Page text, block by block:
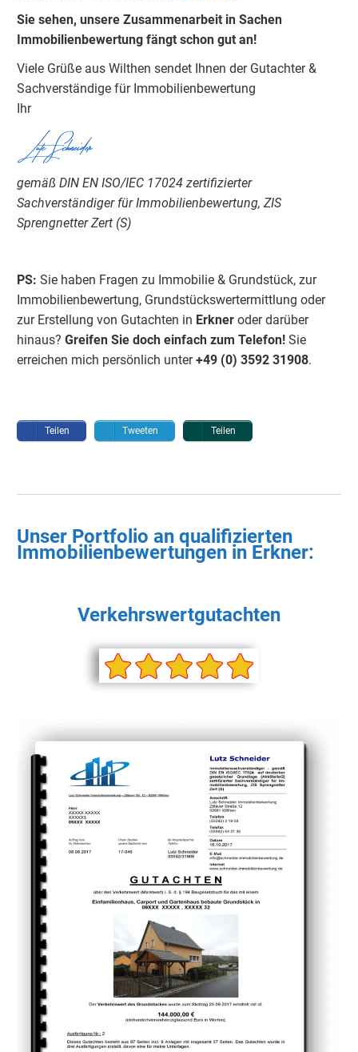
Sie sehen, unsere Zusammenarbeit in Sachen
Immobilienbewertung fängt schon gut an!
Viele Grüße aus Wilthen sendet Ihnen der Gutachter &
Sachverständige für Immobilienbewertung
Ihr​
Lutz Schneider
gemäß DIN EN ISO/IEC 17024 zertifizierter
Sachverständiger für Immobilienbewertung, ZIS
Sprengnetter Zert (S)
PS: Sie haben Fragen zu Immobilie & Grundstück, zur
Immobilienbewertung, Grundstückswertermittlung oder
zur Erstellung von Gutachten in Erkner oder darüber
hinaus? Greifen Sie doch einfach zum Telefon! Sie
erreichen mich persönlich unter+49 (0) 3592 31908.
Teilen Tweeten Teilen
Unser Portfolio an qualifizierten
Immobilienbewertungen in Erkner:
Verkehrswertgutachten